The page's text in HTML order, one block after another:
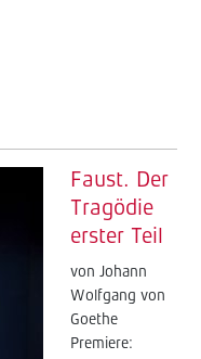
Faust. Der
Tragödie
erster Teil
von Johann
Wolfgang von
Goethe
Premiere: